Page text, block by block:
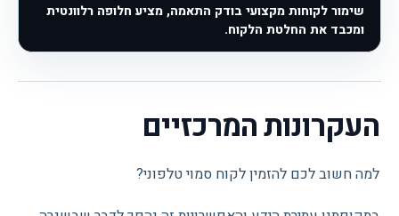
שימור לקוחות מקצועי בודק התאמה, מציע חלופה רלוונטית
ומכבד את החלטת הלקוח.
העקרונות המרכזיים
למה חשוב לכם להזמין לקוח סמוי טלפוני?